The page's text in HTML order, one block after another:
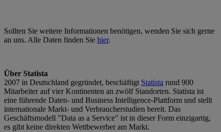
Sollten Sie weitere Informationen benötigen, wenden Sie sich gerne
an uns. Alle Daten finden Sie hier.
Über Statista
2007 in Deutschland gegründet, beschäftigt Statista rund 900
Mitarbeiter auf vier Kontinenten an zwölf Standorten. Statista ist
eine führende Daten- und Business Intelligence-Plattform und stellt
internationale Markt- und Verbraucherstudien bereit. Das
Geschäftsmodell "Data as a Service" ist in dieser Form einzigartig,
es gibt keine direkten Wettbewerber am Markt.